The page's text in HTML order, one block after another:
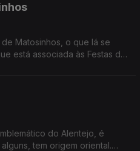
Matosinhos, o que lá se
está associada às Festas do
do Alentejo, é
tem origem oriental.